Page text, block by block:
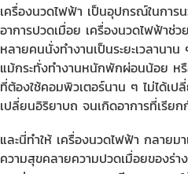
เครื่องนวดไฟฟ้า เป็นอุปกรณ์ในการ
อาการปวดเมื่อย เครื่องนวดไฟฟ้าช่ว
หลายคนนั่งทำงานเป็นระยะเวลาน
แม้กระทั่งทำงานหนักพักผ่อนน้อย
ที่ต้องใช้คอมพิวเตอร์นาน ๆ ไม่ได้เป
เปลี่ยนอิริยาบถ จนเกิดอาการที่เรีย
และนี่ทำให้ เครื่องนวดไฟฟ้า กลายม
ความสุขคลายความปวดเมื่อยของร่า